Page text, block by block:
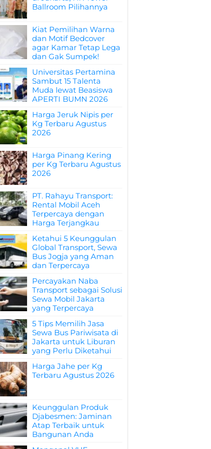
Ballroom Pilihannya
Kiat Pemilihan Warna
dan Motif Bedcover
agar Kamar Tetap Lega
dan Gak Sumpek!
Universitas Pertamina
Sambut 15 Talenta
Muda lewat Beasiswa
APERTI BUMN 2026
Harga Jeruk Nipis per
Kg Terbaru Agustus
2026
Harga Pinang Kering
per Kg Terbaru Agustus
2026
PT. Rahayu Transport:
Rental Mobil Aceh
Terpercaya dengan
Harga Terjangkau
Ketahui 5 Keunggulan
Global Transport, Sewa
Bus Jogja yang Aman
dan Terpercaya
Percayakan Naba
Transport sebagai Solusi
Sewa Mobil Jakarta
yang Terpercaya
5 Tips Memilih Jasa
Sewa Bus Pariwisata di
Jakarta untuk Liburan
yang Perlu Diketahui
Harga Jahe per Kg
Terbaru Agustus 2026
Keunggulan Produk
Djabesmen: Jaminan
Atap Terbaik untuk
Bangunan Anda